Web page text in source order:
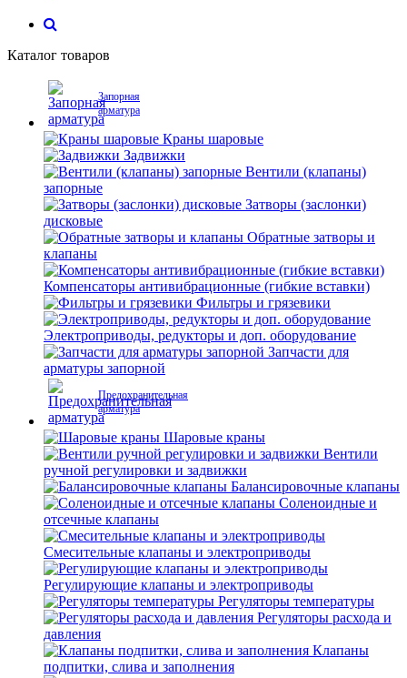
Каталог товаров
Запорная
арматура
Краны шаровые
Задвижки
Вентили (клапаны)
запорные
Затворы (заслонки)
дисковые
Обратные затворы и
клапаны
Компенсаторы антивибрационные (гибкие вставки)
Фильтры и грязевики
Электроприводы, редукторы и доп. оборудование
Запчасти для
арматуры запорной
Предохранительная
арматура
Шаровые краны
Вентили
ручной регулировки и задвижки
Балансировочные клапаны
Соленоидные и
отсечные клапаны
Смесительные клапаны и электроприводы
Регулирующие клапаны и электроприводы
Регуляторы температуры
Регуляторы расхода и
давления
Клапаны
подпитки, слива и заполнения